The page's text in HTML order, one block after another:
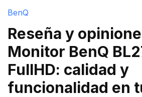
BenQ
Reseña y
Monitor BenQ
FullHD: calidad y
funcionalidad en